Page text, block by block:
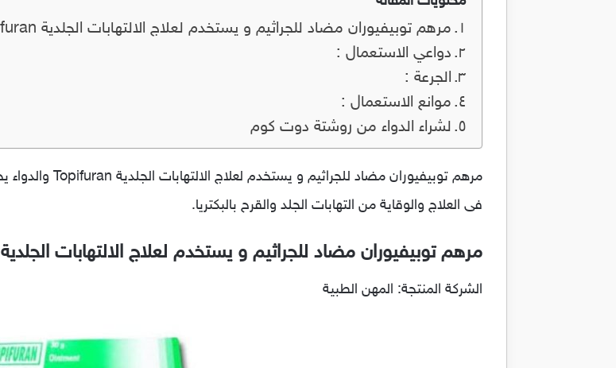
مرهم توبيفيوران مضاد للجراثيم و يستخدم لعلاج الالتهابات الجلدية Topifuran
دواعي الاستعمال :
الجرعة :
موانع الاستعمال :
لشراء الدواء من روشتة دوت كوم
فى العلاج والوقاية من التهابات الجلد والقرح بالبكتريا.
مرهم توبيفيوران مضاد للجراثيم و يستخدم لعلاج الالتهابات الجلدية Topifuran
الشركة المنتجة: المهن الطبية